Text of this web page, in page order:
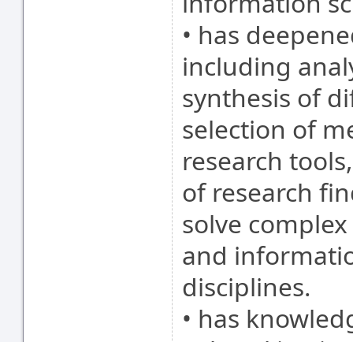
• has
including
synthesis of
selection of
research
of research
solve
and
disciplines.
• has